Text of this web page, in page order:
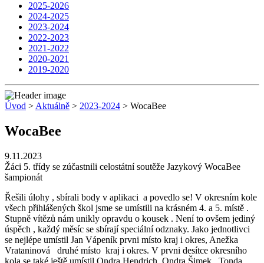
2025-2026
2024-2025
2023-2024
2022-2023
2021-2022
2020-2021
2019-2020
Úvod > Aktuálně > 2023-2024 > WocaBee
WocaBee
9.11.2023
Žáci 5. třídy se zúčastnili celostátní soutěže Jazykový WocaBee
šampionát
Řešili úlohy , sbírali body v aplikaci a povedlo se! V okresním kole
všech přihlášených škol jsme se umístili na krásném 4. a 5. místě .
Stupně vítězů nám unikly opravdu o kousek . Není to ovšem jediný
úspěch , každý měsíc se sbírají speciální odznaky. Jako jednotlivci
se nejlépe umístil Jan Vápeník prvni místo kraj i okres, Anežka
Vrataninová druhé místo kraj i okres. V prvni desítce okresního
kola se také ještě umístil Ondra Hendrich, Ondra Šimek , Tonda